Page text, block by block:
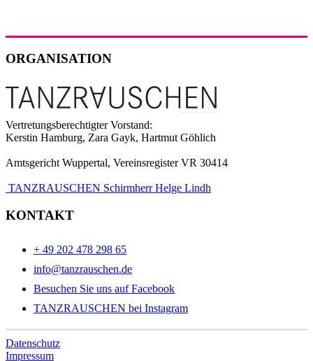
ORGANISATION
Vertretungsberechtigter Vorstand:
Kerstin Hamburg, Zara Gayk, Hartmut Göhlich
Amtsgericht Wuppertal, Vereinsregister VR 30414
TANZRAUSCHEN Schirmherr Helge Lindh
KONTAKT
+ 49 202 478 298 65
info@tanzrauschen.de
Besuchen Sie uns auf Facebook
TANZRAUSCHEN bei Instagram
Datenschutz
Impressum